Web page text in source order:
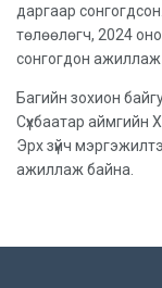
даргаар
төлөөлөгч, 2024
сонгогдон ажиллаж
Багийн зохион
Сүхбаатар аймгийн
Эрх зүйч
ажиллаж байна.